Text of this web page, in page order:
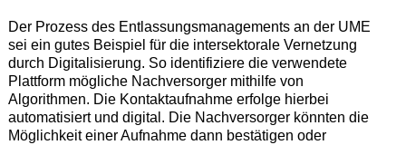
Der Prozess des Entlassungsmanagements an der UME
sei ein gutes Beispiel für die intersektorale Vernetzung
durch Digitalisierung. So identifiziere die verwendete
Plattform mögliche Nachversorger mithilfe von
Algorithmen. Die Kontaktaufnahme erfolge hierbei
automatisiert und digital. Die Nachversorger könnten die
Möglichkeit einer Aufnahme dann bestätigen oder